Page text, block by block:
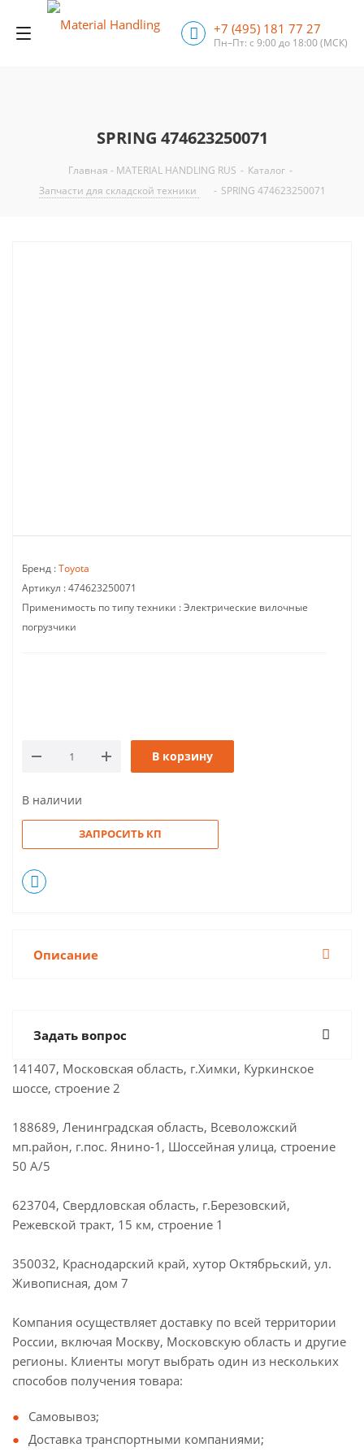
+7 (495) 181 77 27
Пн–Пт: с 9:00 до 18:00(МСК)
SPRING 474623250071
Главная - MATERIAL HANDLING RUS - Каталог -
Запчасти для складской техники
- SPRING 474623250071
Бренд :Toyota
Артикул :474623250071
Применимость по типу техники :Электрические вилочные
погрузчики
В корзину
В наличии
ЗАПРОСИТЬ КП
Описание
Задать вопрос
141407, Московская область, г.Химки, Куркинское
шоссе, строение 2
188689, Ленинградская область, Всеволожский
мп.район, г.пос. Янино-1, Шоссейная улица, строение
50 А/5
623704, Свердловская область, г.Березовский,
Режевской тракт, 15 км, строение 1
350032, Краснодарский край, хутор Октябрьский, ул.
Живописная, дом 7
Компания осуществляет доставку по всей территории
России, включая Москву, Московскую область и другие
регионы. Клиенты могут выбрать один из нескольких
способов получения товара:
Самовывоз;
Доставка транспортными компаниями;